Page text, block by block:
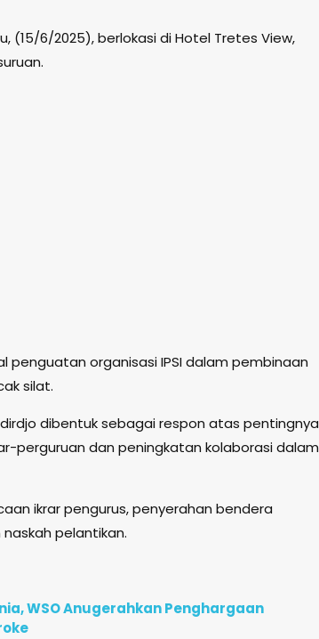
(15/6/2025), berlokasi di Hotel Tretes View,
penguatan organisasi IPSI dalam pembinaan
silat.
dibentuk sebagai respon atas pentingnya
perguruan dan peningkatan kolaborasi dalam
ikrar pengurus, penyerahan bendera
pelantikan.
WSO Anugerahkan Penghargaan